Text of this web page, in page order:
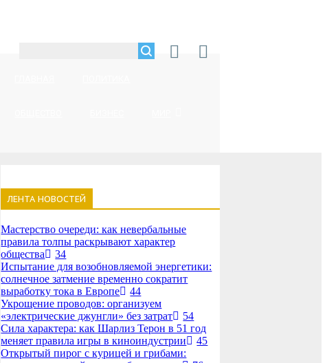
ЛЕНТА НОВОСТЕЙ
Мастерство очереди: как невербальные
правила толпы раскрывают характер
общества
34
Испытание для возобновляемой энергетики:
солнечное затмение временно сократит
выработку тока в Европе
44
Укрощение проводов: организуем
«электрические джунгли» без затрат
54
Сила характера: как Шарлиз Терон в 51 год
меняет правила игры в киноиндустрии
45
Открытый пирог с курицей и грибами: